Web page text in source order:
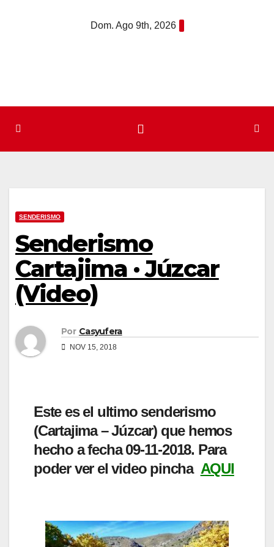
Dom. Ago 9th, 2026
SENDERISMO
Senderismo
Cartajima · Júzcar
(Video)
Por Casyufera
NOV 15, 2018
Este es el ultimo senderismo
(Cartajima – Júzcar) que hemos
hecho a fecha 09-11-2018. Para
poder ver el video pincha AQUI